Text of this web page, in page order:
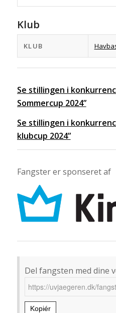
Klub
KLUB
Se stillingen i
Sommercup 2024”
Se stillingen i
klubcup 2024”
Fangster er sponseret af
Del fangsten med dine
Kopiér